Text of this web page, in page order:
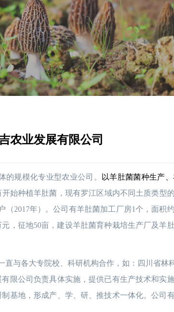
农业发展有限公司
的规模化专业型农业公司。
以羊肚菌菌种生产
开始种植羊肚菌，现有罗江区域内不同土质类型
2017年）。公司有羊肚菌加工厂房1个，面积
，征地50亩，建设羊肚菌育种栽培生产厂及羊
与各大专院校、科研机构合作，如：四川省
限公司负责具体实施，提供已有生产技术和实
基地，形成产、学、研、推技术一体化。公司